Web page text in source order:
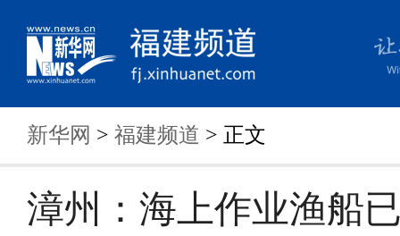
新华网 > 福建频道 > 正文
漳州：海上作业渔船